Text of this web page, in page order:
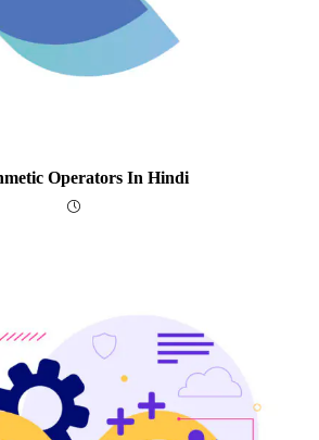
Operators In Hindi